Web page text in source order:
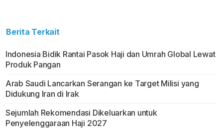
Berita Terkait
Indonesia Bidik Rantai Pasok Haji dan Umrah Global Lewat
Produk Pangan
Arab Saudi Lancarkan Serangan ke Target Milisi yang
Didukung Iran di Irak
Sejumlah Rekomendasi Dikeluarkan untuk
Penyelenggaraan Haji 2027